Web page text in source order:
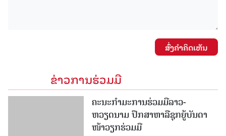
ສົ່ງຄໍາຄິດເຫັນ
ຂ່າວການຮ່ວມມື
ຄະນະກໍາມະການຮ່ວມມືລາວ-
ຫວຽດນາມ ປຶກສາຫາລືຊຸກຍູ້ບັນດາ
ໜ້າວຽກຮ່ວມມື